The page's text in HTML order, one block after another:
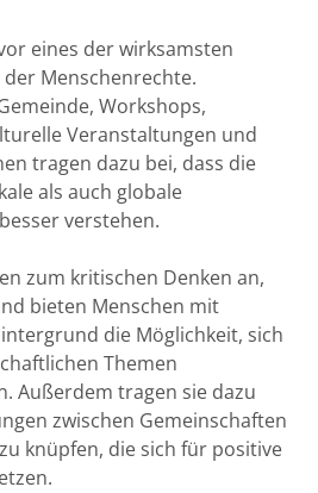
eines der wirksamsten
Menschenrechte.
Workshops,
Veranstaltungen und
tragen dazu bei, dass die
als auch globale
verstehen.
zum kritischen Denken an,
bieten Menschen mit
die Möglichkeit, sich
Themen
Außerdem tragen sie dazu
zwischen Gemeinschaften
knüpfen, die sich für positive